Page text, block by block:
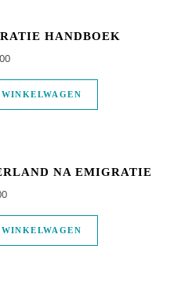
HANDBOEK
NA EMIGRATIE